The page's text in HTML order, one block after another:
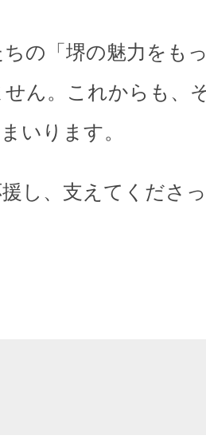
の「堺の魅力をも
ん。これからも、
いります。
し、支えてくださ